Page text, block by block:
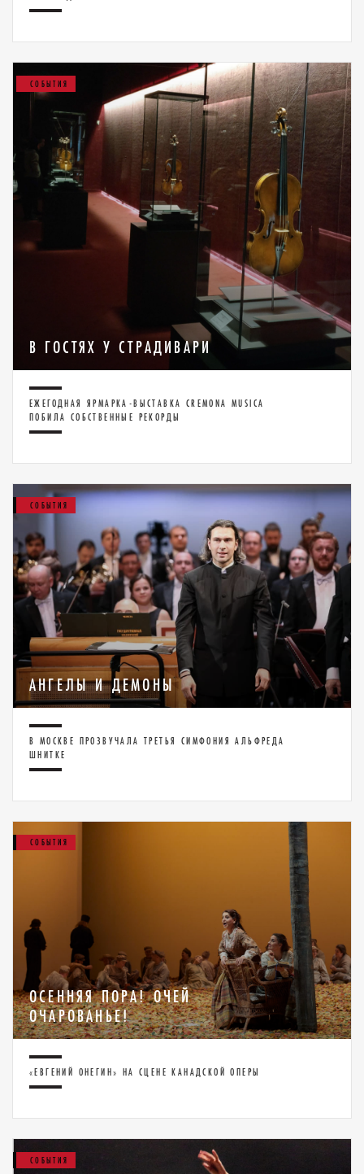
СОБЫТИЯ
В ГОСТЯХ У СТРАДИВАРИ
ЕЖЕГОДНАЯ ЯРМАРКА-ВЫСТАВКА CREMONA MUSICA
ПОБИЛА СОБСТВЕННЫЕ РЕКОРДЫ
СОБЫТИЯ
АНГЕЛЫ И ДЕМОНЫ
В МОСКВЕ ПРОЗВУЧАЛА ТРЕТЬЯ СИМФОНИЯ АЛЬФРЕДА
ШНИТКЕ
СОБЫТИЯ
ОСЕННЯЯ ПОРА! ОЧЕЙ
ОЧАРОВАНЬЕ!
«ЕВГЕНИЙ ОНЕГИН» НА СЦЕНЕ КАНАДСКОЙ ОПЕРЫ
СОБЫТИЯ